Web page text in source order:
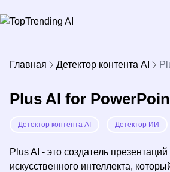
Главная Детектор контента AI
Plus AI for
Детектор контента AI Детектор ИИ
Plus AI - это создатель
искусственного интеллекта,